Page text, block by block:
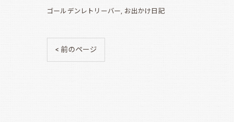
ゴールデンレトリーバー お出かけ日記
< 前のページ